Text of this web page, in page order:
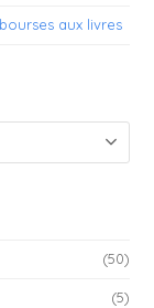
aux livres
(50)
(5)